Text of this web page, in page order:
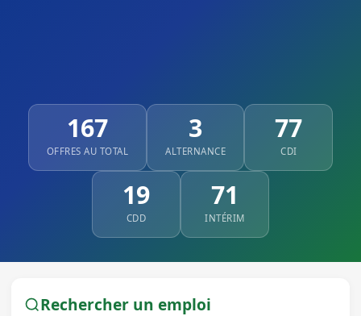
167
OFFRES AU TOTAL
3
ALTERNANCE
77
CDI
19
CDD
71
INTÉRIM
Rechercher un emploi